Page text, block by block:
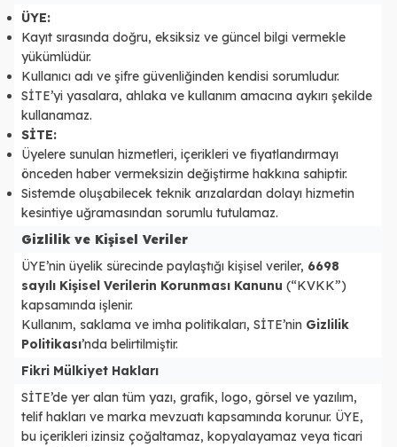
ÜYE:
Kayıt sırasında doğru, eksiksiz ve güncel bilgi vermekle
yükümlüdür.
Kullanıcı adı ve şifre güvenliğinden kendisi sorumludur.
SİTE’yi yasalara, ahlaka ve kullanım amacına aykırı şekilde
kullanamaz.
SİTE:
Üyelere sunulan hizmetleri, içerikleri ve fiyatlandırmayı
önceden haber vermeksizin değiştirme hakkına sahiptir.
Sistemde oluşabilecek teknik arızalardan dolayı hizmetin
kesintiye uğramasından sorumlu tutulamaz.
Gizlilik ve Kişisel Veriler
ÜYE’nin üyelik sürecinde paylaştığı kişisel veriler, 6698
sayılı Kişisel Verilerin Korunması Kanunu (“KVKK”)
kapsamında işlenir.
Kullanım, saklama ve imha politikaları, SİTE’nin Gizlilik
Politikası’nda belirtilmiştir.
Fikri Mülkiyet Hakları
SİTE’de yer alan tüm yazı, grafik, logo, görsel ve yazılım,
telif hakları ve marka mevzuatı kapsamında korunur. ÜYE,
bu içerikleri izinsiz çoğaltamaz, kopyalayamaz veya ticari